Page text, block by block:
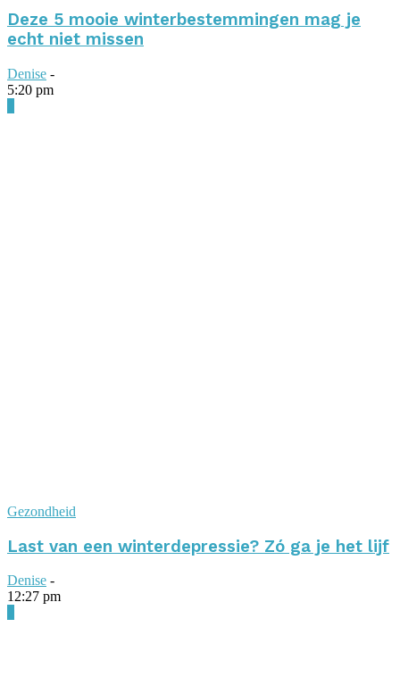
Deze 5 mooie winterbestemmingen mag je
echt niet missen
Denise -
5:20 pm
Gezondheid
Last van een winterdepressie? Zó ga je het lijf
Denise -
12:27 pm